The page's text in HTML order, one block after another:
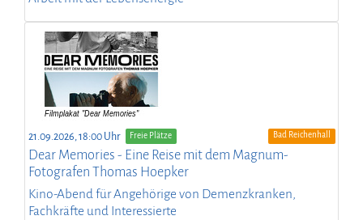
21.09.2026, 18:00 Uhr Freie Plätze Bad Reichenhall
Dear Memories - Eine Reise mit dem Magnum-
Fotografen Thomas Hoepker
Kino-Abend für Angehörige von Demenzkranken,
Fachkräfte und Interessierte